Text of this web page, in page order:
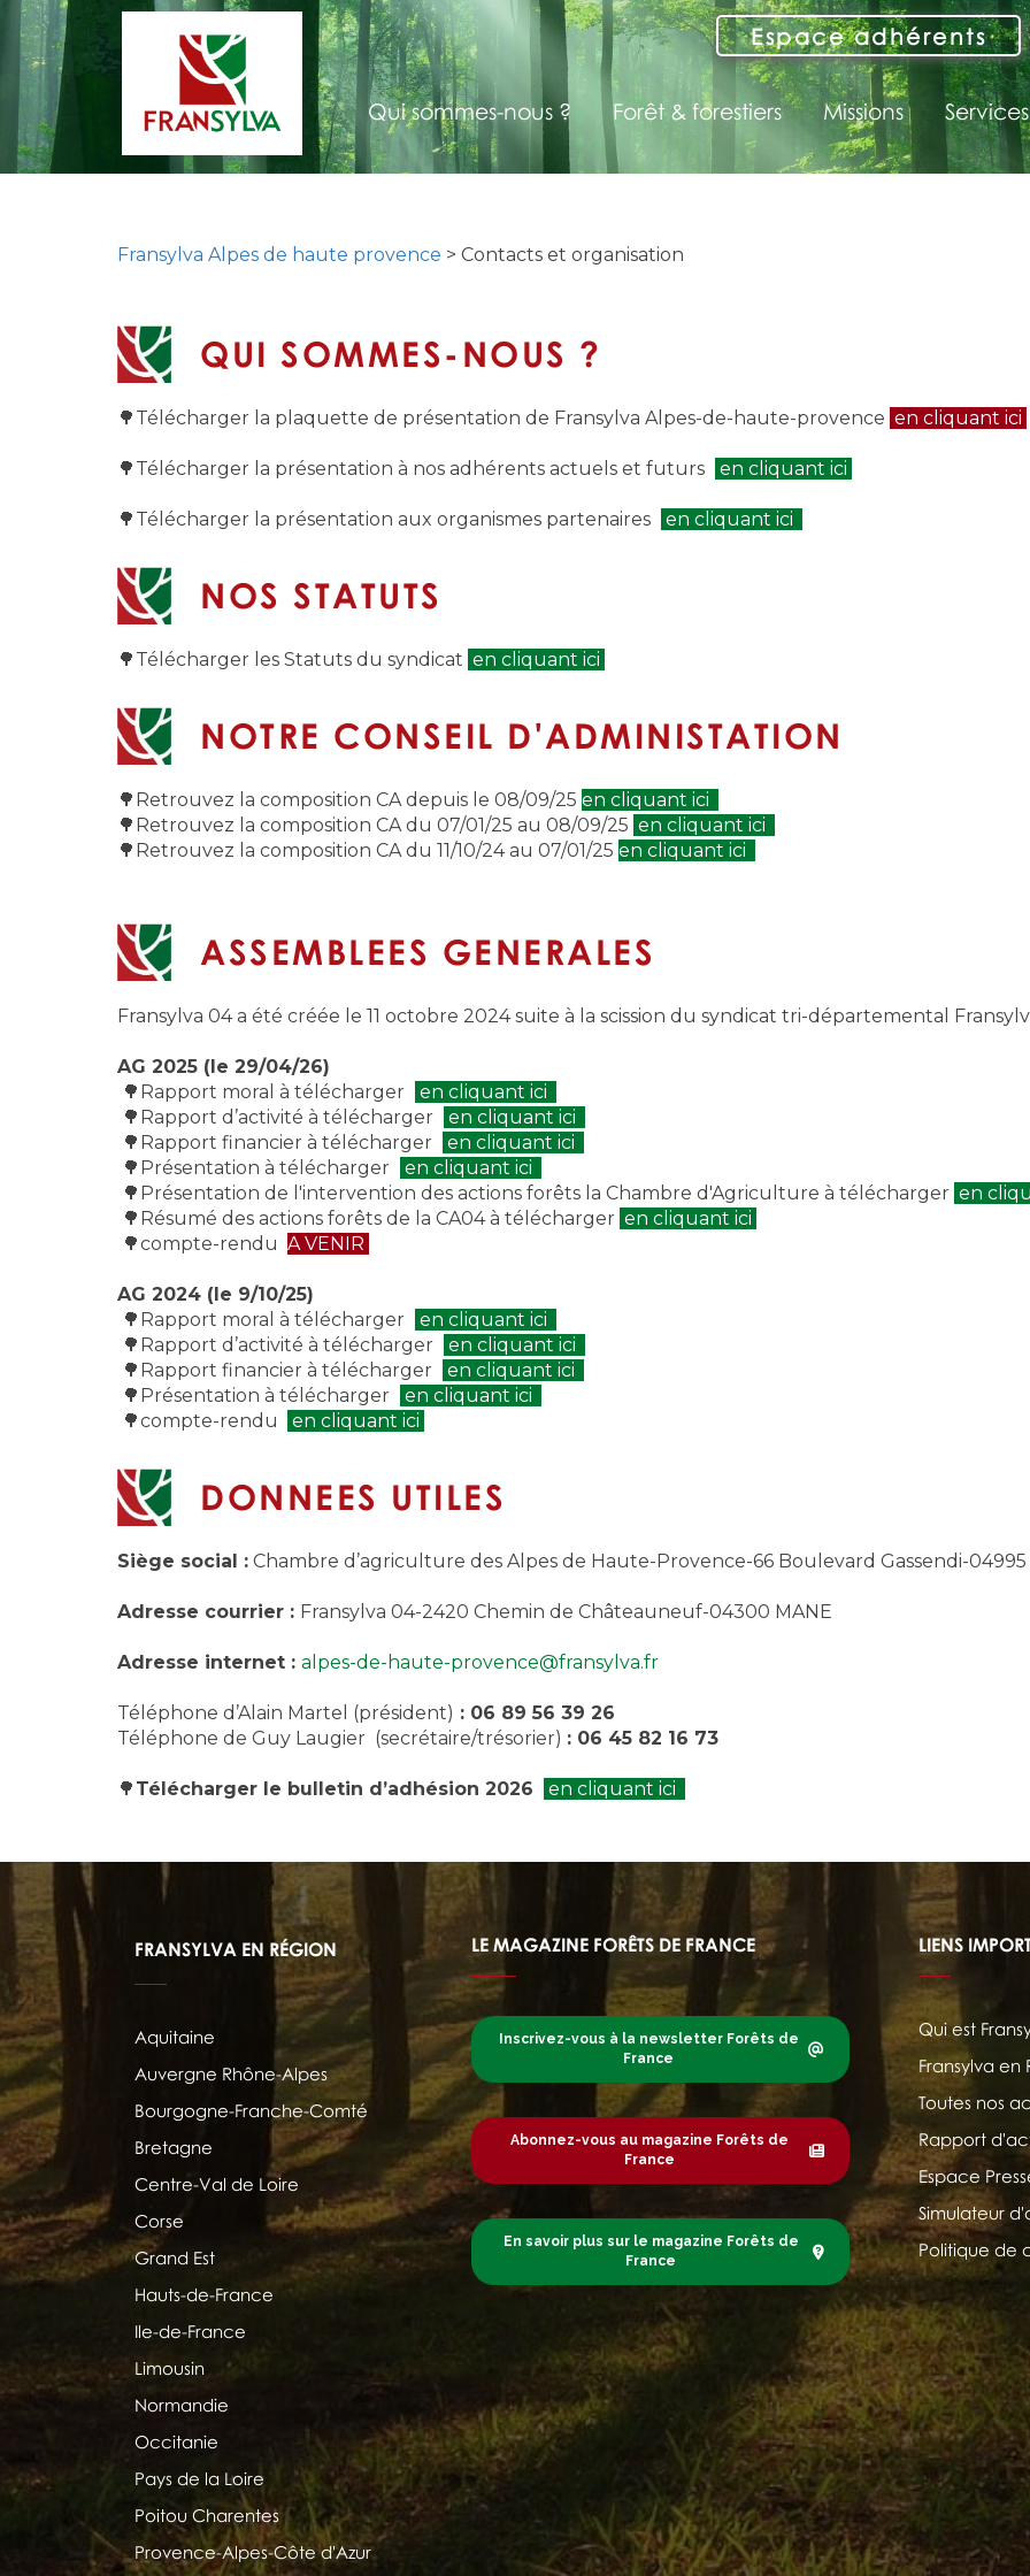
Espace adhérents
Qui sommes-nous ? Forêt & forestiers Missions Services
Fransylva Alpes de haute provence > Contacts et organisation
QUI SOMMES-NOUS ?
🌳Télécharger la plaquette de présentation de Fransylva Alpes-de-haute-provence en cliquant ici
🌳Télécharger la présentation à nos adhérents actuels et futurs en cliquant ici
🌳Télécharger la présentation aux organismes partenaires en cliquant ici
NOS STATUTS
🌳Télécharger les Statuts du syndicat en cliquant ici
NOTRE CONSEIL D'ADMINISTATION
🌳Retrouvez la composition CA depuis le 08/09/25 en cliquant ici
🌳Retrouvez la composition CA du 07/01/25 au 08/09/25 en cliquant ici
🌳Retrouvez la composition CA du 11/10/24 au 07/01/25 en cliquant ici
ASSEMBLEES GENERALES
Fransylva 04 a été créée le 11 octobre 2024 suite à la scission du syndicat tri-départemental
AG 2025 (le 29/04/26)
🌳Rapport moral à télécharger
en cliquant ici
🌳Rapport d’activité à télécharger
en cliquant ici
🌳Rapport financier à télécharger
en cliquant ici
🌳Présentation à télécharger
en cliquant ici
🌳Présentation de l'intervention des actions forêts la Chambre d'Agriculture à télécharger en
🌳Résumé des actions forêts de la CA04 à télécharger en cliquant ici
🌳compte-rendu A VENIR
AG 2024 (le 9/10/25)
🌳Rapport moral à télécharger
en cliquant ici
🌳Rapport d’activité à télécharger
en cliquant ici
🌳Rapport financier à télécharger
en cliquant ici
🌳Présentation à télécharger
en cliquant ici
🌳compte-rendu
en cliquant ici
DONNEES UTILES
Siège social : Chambre d’agriculture des Alpes de Haute-Provence-66 Boulevard Gassendi-04995
Adresse courrier : Fransylva 04-2420 Chemin de Châteauneuf-04300 MANE
Adresse internet : alpes-de-haute-provence@fransylva.fr
Téléphone d’Alain Martel (président) : 06 89 56 39 26
Téléphone de Guy Laugier (secrétaire/trésorier) : 06 45 82 16 73
🌳 Télécharger le bulletin d’adhésion 2026 en cliquant ici
FRANSYLVA EN RÉGION
Aquitaine
Auvergne Rhône-Alpes
Bourgogne-Franche-Comté
Bretagne
Centre-Val de Loire
Corse
Grand Est
Hauts-de-France
Ile-de-France
Limousin
Normandie
Occitanie
Pays de la Loire
Poitou Charentes
Provence-Alpes-Côte d'Azur
LE MAGAZINE FORÊTS DE FRANCE
Inscrivez-vous à la newsletter Forêts de
France
Abonnez-vous au magazine Forêts de
France
En savoir plus sur le magazine Forêts de
France
LIENS
Qui est
Fransylva en
Toutes nos
Rapport
Espace
Simulateur
Politique de